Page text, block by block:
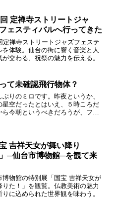
定禅寺ストリートジャ
ェスティバルへ行ってきた
定禅寺ストリートジャズフェステ
を体験。仙台の街に響く音楽と人
が交わる、祝祭の魅力を伝える。
て未確認飛行物体？
ぶりのミロです。昨夜というか、
星空だったとはいえ、５時ころだ
ら今朝というべきだろうが、ファ
それでうすぼんやり...
宝 吉祥天女が舞い降り
─仙台市博物館─を観て来
博物館の特別展「国宝 吉祥天女が
りた！」を観覧。仏教美術の魅力
りに込められた世界観を味わう。